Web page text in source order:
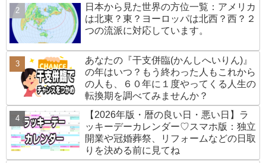
日本から見た世界の方位一覧：アメリカ
は北東？東？ヨーロッパは北西？西？２
つの流派に対応しています。
あなたの『干支併臨(かんしへいりん)』
の年はいつ？もう終わった人もこれから
の人も、６０年に１度やってくる人生の
転換期を調べてみませんか？
【2026年版・暦の良い日・悪い日】ラ
ッキーデーカレンダー♡スマホ版：独立
開業や冠婚葬祭、リフォームなどの日取
りを決める前に見てね